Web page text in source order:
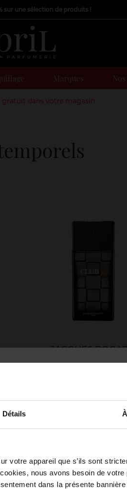
Détails
votre appareil que s’ils sont
nous avons besoin de votre
dans la présente
sur une sélection de produits !
Marques
gratuit dans votre magasin
JACQUES
Club 75
79,50 € Ajouter
votre pays